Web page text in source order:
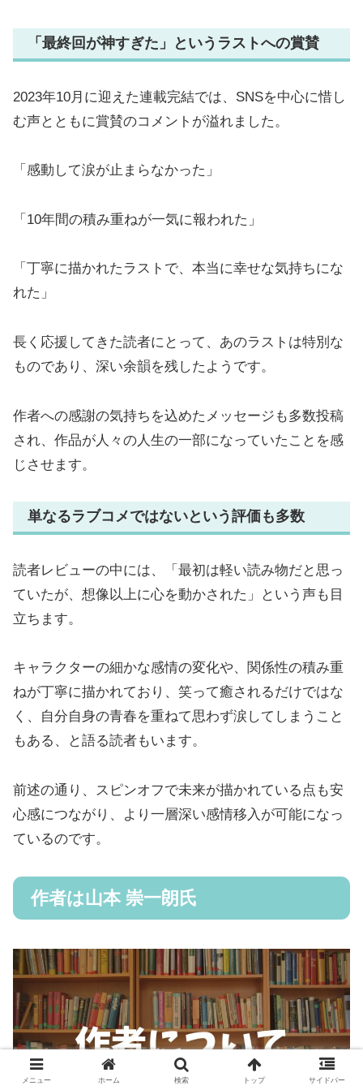
「最終回が神すぎた」というラストへの賞賛
2023年10月に迎えた連載完結では、SNSを中心に惜し
む声とともに賞賛のコメントが溢れました。
「感動して涙が止まらなかった」
「10年間の積み重ねが一気に報われた」
「丁寧に描かれたラストで、本当に幸せな気持ちにな
れた」
長く応援してきた読者にとって、あのラストは特別な
ものであり、深い余韻を残したようです。
作者への感謝の気持ちを込めたメッセージも多数投稿
され、作品が人々の人生の一部になっていたことを感
じさせます。
単なるラブコメではないという評価も多数
読者レビューの中には、「最初は軽い読み物だと思っ
ていたが、想像以上に心を動かされた」という声も目
立ちます。
キャラクターの細かな感情の変化や、関係性の積み重
ねが丁寧に描かれており、笑って癒されるだけではな
く、自分自身の青春を重ねて思わず涙してしまうこと
もある、と語る読者もいます。
前述の通り、スピンオフで未来が描かれている点も安
心感につながり、より一層深い感情移入が可能になっ
ているのです。
作者は山本 崇一朗氏
メニュー ホーム 検索 トップ サイドバー